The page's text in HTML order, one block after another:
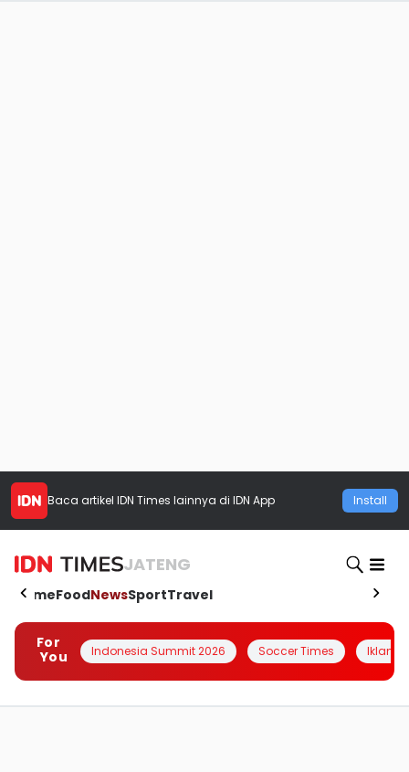
Baca artikel IDN Times lainnya di IDN App Install
JATENG
HomeFoodNewsSportTravel
For
You
Indonesia Summit 2026 Soccer Times Iklanin